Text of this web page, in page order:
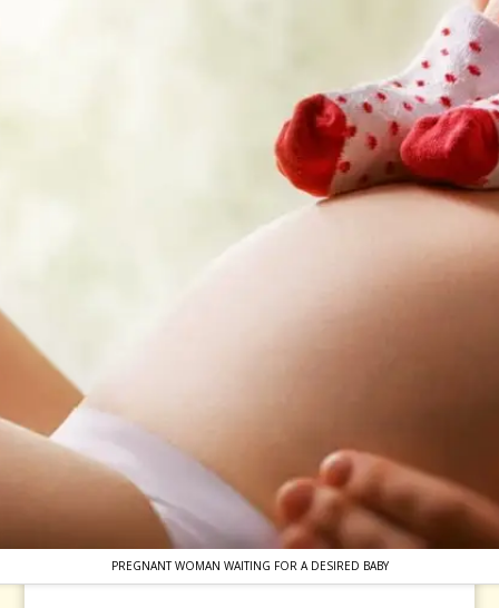
PREGNANT WOMAN WAITING FOR A DESIRED BABY